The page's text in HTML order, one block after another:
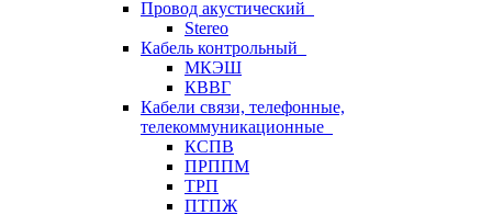
Провод акустический
Stereo
Кабель контрольный
МКЭШ
КВВГ
Кабели связи, телефонные,
телекоммуникационные
КСПВ
ПРППМ
ТРП
ПТПЖ